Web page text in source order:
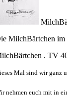
MilchBärtchen im
. TV
Mal sind wir ganz
nehmen euch mit in